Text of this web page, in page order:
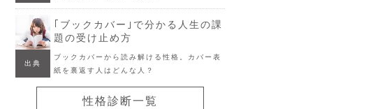
｢ブックカバー｣で分かる人生の課
題の受け止め方
出典
ブックカバーから読み解ける性格。カバー表
紙を裏返す人はどんな人？
性格診断一覧